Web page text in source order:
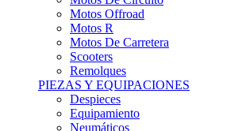
Autobuses
Furgonetas
Venta De Remolques
Alquiler De Remolques O Furgones
Carpas
Herramientas
ANUNCIOS DE COMPRA
Compra De Vehículos
Compra De Herramientas